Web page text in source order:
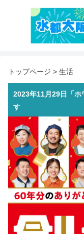
トップページ > 生活
2023年11月29日「ホ
す